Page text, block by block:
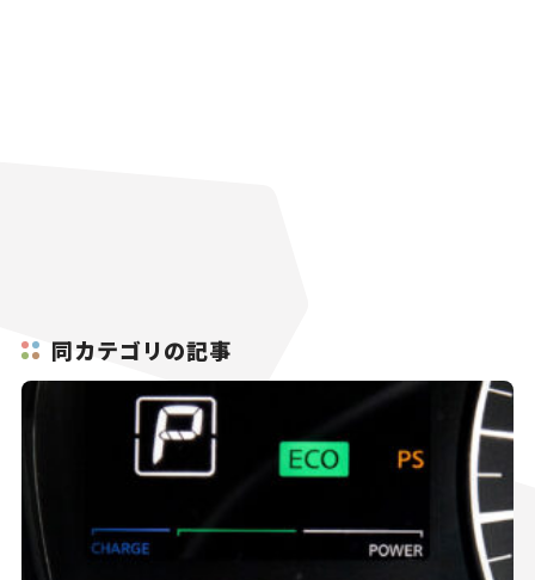
同カテゴリの記事